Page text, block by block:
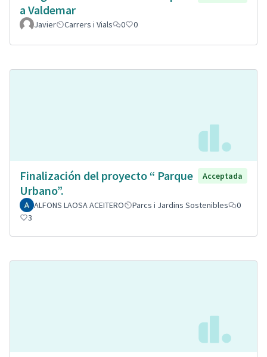
a Valdemar
Javier Carrers i Vials 0 0
Finalización del proyecto “ Parque
Urbano”.
Acceptada
ALFONS LAOSA ACEITERO Parcs i Jardins Sostenibles
0
3